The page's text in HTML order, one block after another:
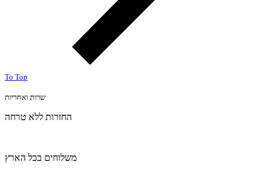
To Top
שרות ואחריות
החזרות ללא טרחה
משלוחים בכל הארץ